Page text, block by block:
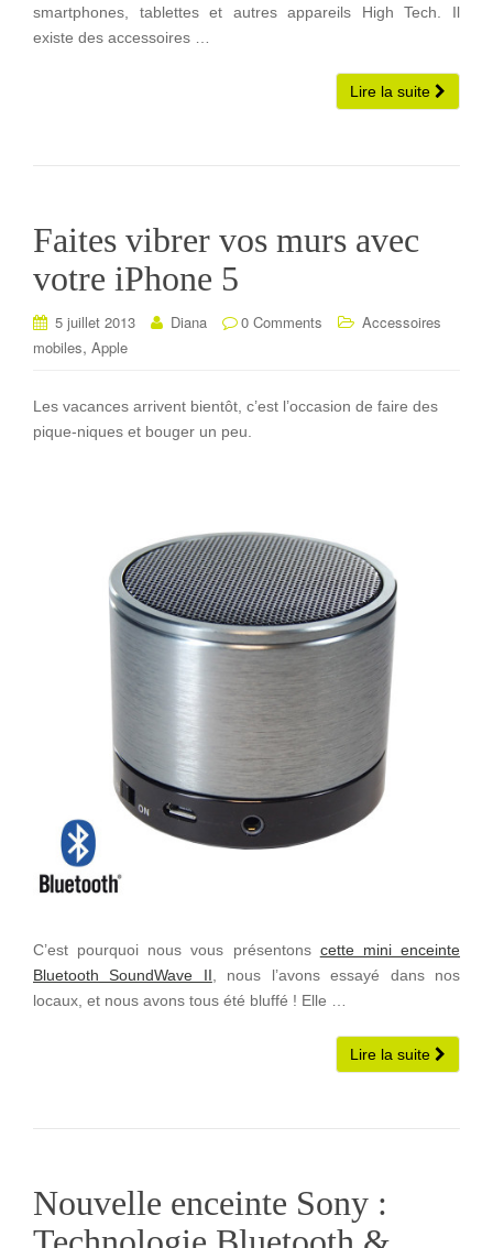
smartphones, tablettes et autres appareils High Tech. Il
existe des accessoires …
Lire la suite
Faites vibrer vos murs avec
votre iPhone 5
5 juillet 2013 Diana 0 Comments
Accessoires
mobiles, Apple
Les vacances arrivent bientôt, c’est l’occasion de faire des
pique-niques et bouger un peu.
C’est pourquoi nous vous présentons cette mini enceinte
Bluetooth SoundWave II, nous l’avons essayé dans nos
locaux, et nous avons tous été bluffé ! Elle …
Lire la suite
Nouvelle enceinte Sony :